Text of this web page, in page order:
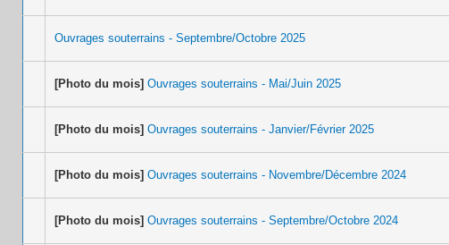
Ouvrages souterrains - Septembre/Octobre 2025
[Photo du mois] Ouvrages souterrains - Mai/Juin 2025
[Photo du mois] Ouvrages souterrains - Janvier/Février 2025
[Photo du mois] Ouvrages souterrains - Novembre/Décembre 2024
[Photo du mois] Ouvrages souterrains - Septembre/Octobre 2024